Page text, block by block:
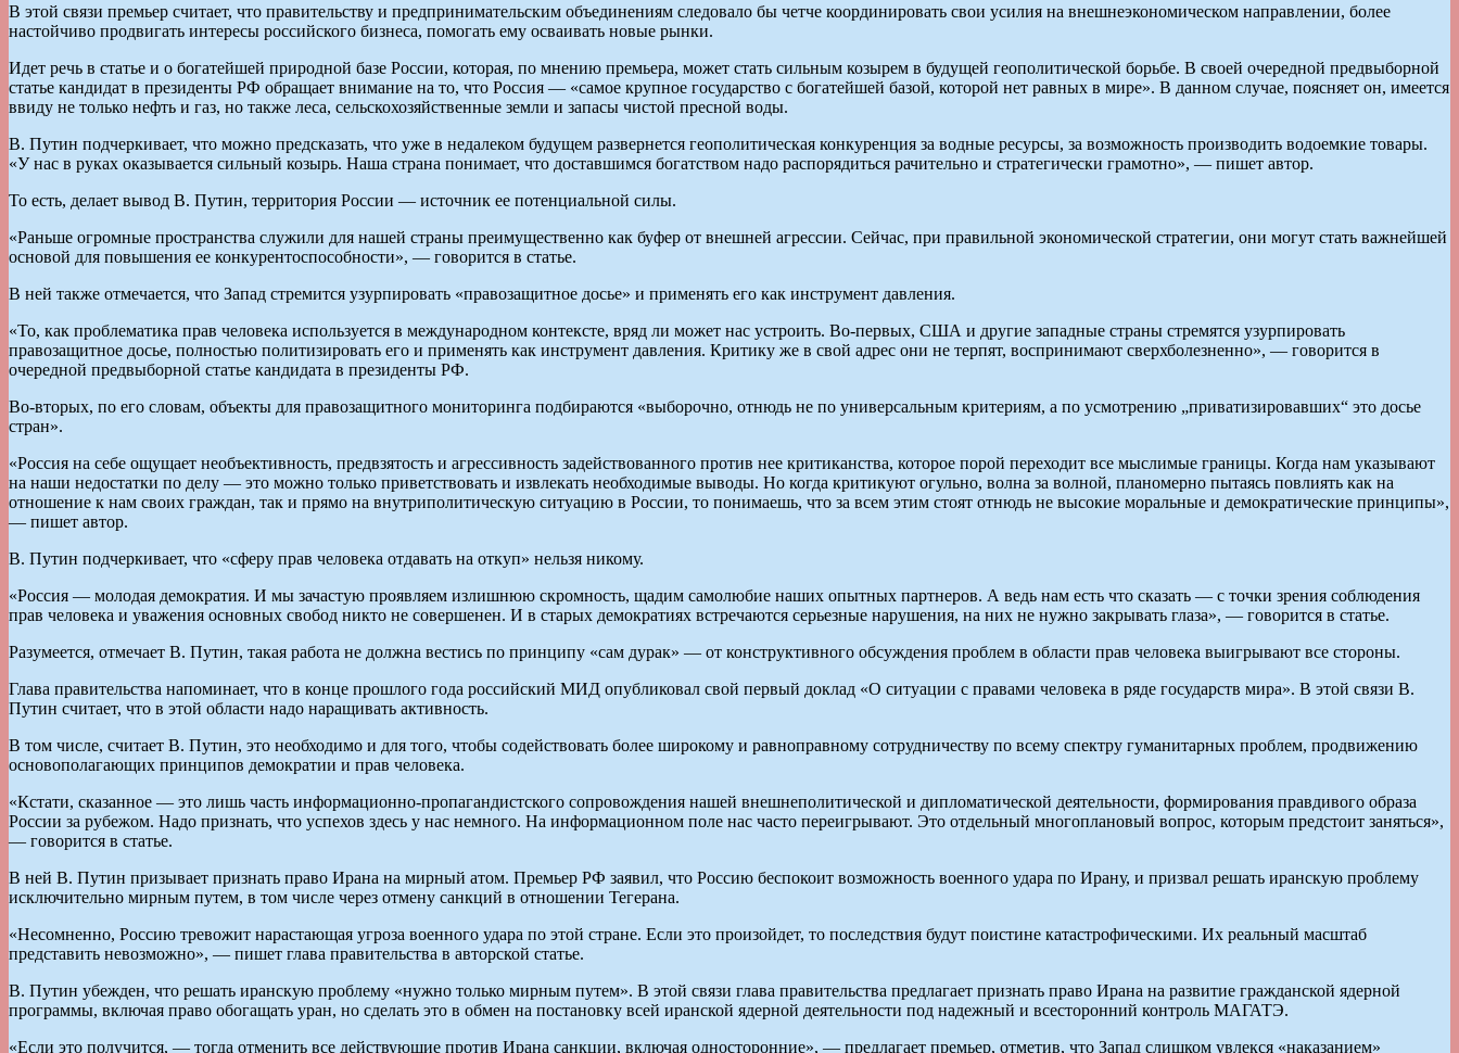
В этой связи премьер считает, что правительству и предпринимательским объединениям следовало бы четче координировать свои усилия на внешнеэкономическом направлении, более
настойчиво продвигать интересы российского бизнеса, помогать ему осваивать новые рынки.
Идет речь в статье и о богатейшей природной базе России, которая, по мнению премьера, может стать сильным козырем в будущей геополитической борьбе. В своей очередной предвыборной
статье кандидат в президенты РФ обращает внимание на то, что Россия — «самое крупное государство с богатейшей базой, которой нет равных в мире». В данном случае, поясняет он, имеется
ввиду не только нефть и газ, но также леса, сельскохозяйственные земли и запасы чистой пресной воды.
В. Путин подчеркивает, что можно предсказать, что уже в недалеком будущем развернется геополитическая конкуренция за водные ресурсы, за возможность производить водоемкие товары.
«У нас в руках оказывается сильный козырь. Наша страна понимает, что доставшимся богатством надо распорядиться рачительно и стратегически грамотно», — пишет автор.
То есть, делает вывод В. Путин, территория России — источник ее потенциальной силы.
«Раньше огромные пространства служили для нашей страны преимущественно как буфер от внешней агрессии. Сейчас, при правильной экономической стратегии, они могут стать важнейшей
основой для повышения ее конкурентоспособности», — говорится в статье.
В ней также отмечается, что Запад стремится узурпировать «правозащитное досье» и применять его как инструмент давления.
«То, как проблематика прав человека используется в международном контексте, вряд ли может нас устроить. Во-первых, США и другие западные страны стремятся узурпировать
правозащитное досье, полностью политизировать его и применять как инструмент давления. Критику же в свой адрес они не терпят, воспринимают сверхболезненно», — говорится в
очередной предвыборной статье кандидата в президенты РФ.
Во-вторых, по его словам, объекты для правозащитного мониторинга подбираются «выборочно, отнюдь не по универсальным критериям, а по усмотрению „приватизировавших“ это досье
стран».
«Россия на себе ощущает необъективность, предвзятость и агрессивность задействованного против нее критиканства, которое порой переходит все мыслимые границы. Когда нам указывают
на наши недостатки по делу — это можно только приветствовать и извлекать необходимые выводы. Но когда критикуют огульно, волна за волной, планомерно пытаясь повлиять как на
отношение к нам своих граждан, так и прямо на внутриполитическую ситуацию в России, то понимаешь, что за всем этим стоят отнюдь не высокие моральные и демократические принципы»,
— пишет автор.
В. Путин подчеркивает, что «сферу прав человека отдавать на откуп» нельзя никому.
«Россия — молодая демократия. И мы зачастую проявляем излишнюю скромность, щадим самолюбие наших опытных партнеров. А ведь нам есть что сказать — с точки зрения соблюдения
прав человека и уважения основных свобод никто не совершенен. И в старых демократиях встречаются серьезные нарушения, на них не нужно закрывать глаза», — говорится в статье.
Разумеется, отмечает В. Путин, такая работа не должна вестись по принципу «сам дурак» — от конструктивного обсуждения проблем в области прав человека выигрывают все стороны.
Глава правительства напоминает, что в конце прошлого года российский МИД опубликовал свой первый доклад «О ситуации с правами человека в ряде государств мира». В этой связи В.
Путин считает, что в этой области надо наращивать активность.
В том числе, считает В. Путин, это необходимо и для того, чтобы содействовать более широкому и равноправному сотрудничеству по всему спектру гуманитарных проблем, продвижению
основополагающих принципов демократии и прав человека.
«Кстати, сказанное — это лишь часть информационно-пропагандистского сопровождения нашей внешнеполитической и дипломатической деятельности, формирования правдивого образа
России за рубежом. Надо признать, что успехов здесь у нас немного. На информационном поле нас часто переигрывают. Это отдельный многоплановый вопрос, которым предстоит заняться»,
— говорится в статье.
В ней В. Путин призывает признать право Ирана на мирный атом. Премьер РФ заявил, что Россию беспокоит возможность военного удара по Ирану, и призвал решать иранскую проблему
исключительно мирным путем, в том числе через отмену санкций в отношении Тегерана.
«Несомненно, Россию тревожит нарастающая угроза военного удара по этой стране. Если это произойдет, то последствия будут поистине катастрофическими. Их реальный масштаб
представить невозможно», — пишет глава правительства в авторской статье.
В. Путин убежден, что решать иранскую проблему «нужно только мирным путем». В этой связи глава правительства предлагает признать право Ирана на развитие гражданской ядерной
программы, включая право обогащать уран, но сделать это в обмен на постановку всей иранской ядерной деятельности под надежный и всесторонний контроль МАГАТЭ.
«Если это получится, — тогда отменить все действующие против Ирана санкции, включая односторонние», — предлагает премьер, отметив, что Запад слишком увлекся «наказанием»